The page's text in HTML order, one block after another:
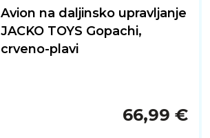
Avion na daljinsko upravljanje
JACKO TOYS Gopachi,
crveno-plavi
66,99 €